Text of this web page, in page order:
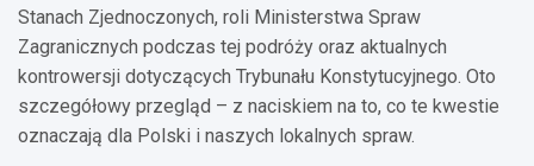
Stanach Zjednoczonych, roli Ministerstwa Spraw
Zagranicznych podczas tej podróży oraz aktualnych
kontrowersji dotyczących Trybunału Konstytucyjnego. Oto
szczegółowy przegląd – z naciskiem na to, co te kwestie
oznaczają dla Polski i naszych lokalnych spraw.